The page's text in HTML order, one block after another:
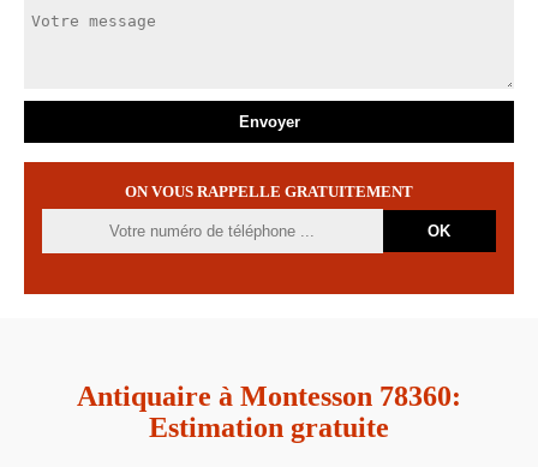
ON VOUS RAPPELLE GRATUITEMENT
Antiquaire à Montesson 78360:
Estimation gratuite